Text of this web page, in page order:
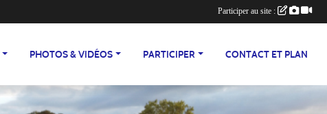
PHOTOS & VIDÉOS PARTICIPER CONTACT ET PLAN
Participer au site :